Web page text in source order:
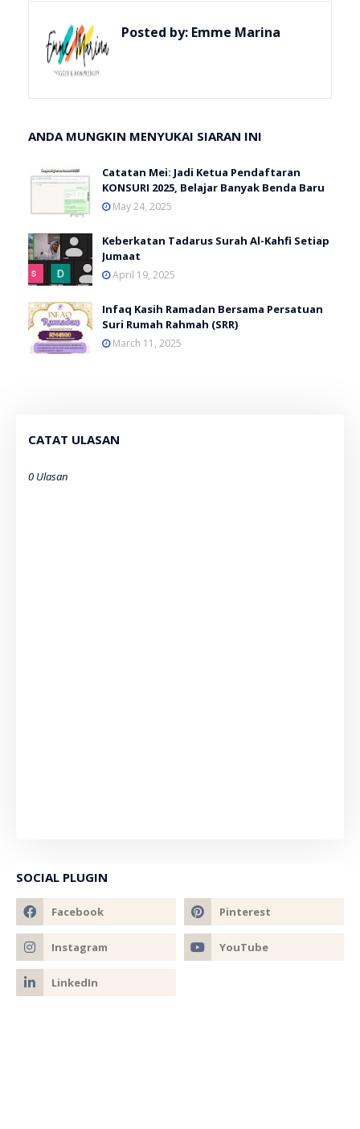
Posted by: Emme Marina
ANDA MUNGKIN MENYUKAI SIARAN INI
Catatan Mei: Jadi Ketua Pendaftaran
KONSURI 2025, Belajar Banyak Benda Baru
May 24, 2025
Keberkatan Tadarus Surah Al-Kahfi Setiap
Jumaat
April 19, 2025
Infaq Kasih Ramadan Bersama Persatuan
Suri Rumah Rahmah (SRR)
March 11, 2025
CATAT ULASAN
0 Ulasan
SOCIAL PLUGIN